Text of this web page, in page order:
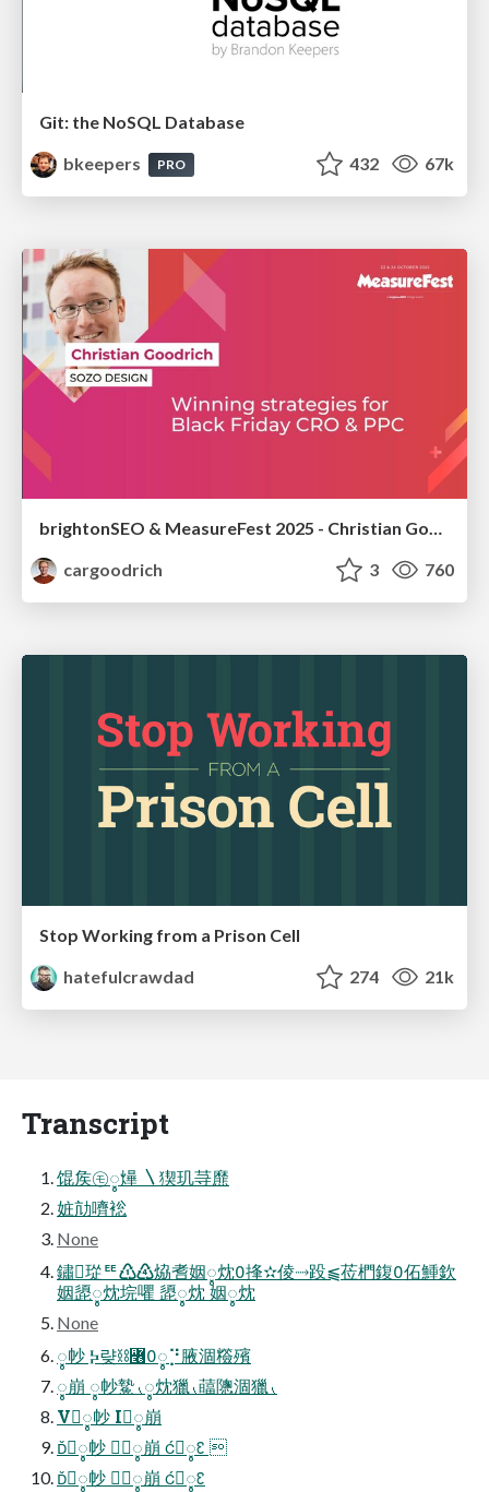
Git: the NoSQL Database
bkeepers
PRO 432 67k
brightonSEO & MeasureFest 2025 - Christian Goodrich - Winning strategies for Black Friday CRO & PPC
cargoodrich
3 760
Stop Working from a Prison Cell
hatefulcrawdad
274 21k
Transcript
馄矦㋲ꨶ㷸 〵猰玑䒭爢
㛇劥嚌䙂
None
鏽㻜ꥹ♳♶㶸㖈姻ꨶ㶩捀✫倰⤑䟝⫹莅椚鍑佦䱰欽
姻頾ꨶ㶩垸㘗 頾ꨶ㶩 姻ꨶ㶩
None
ꨶ㠺 Ⰽ럊⛓꟦ꨶ⡙腋涸䊴殯
ꨶ崩 ꨶ㠺䲀⹛ꨶ㶩獵⹛䕎䧭涸獵⹛
Vꨶ㠺 Iꨶ崩
ꨶ㠺 ꨶ崩 ꨶ꣖ 
ꨶ㠺 ꨶ崩 ꨶ꣖